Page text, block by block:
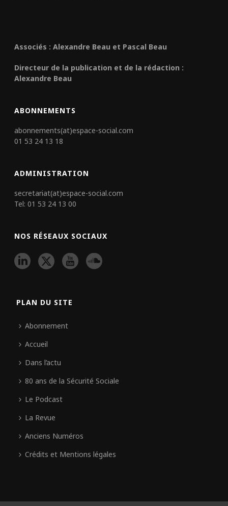
Associés : Alexandre Beau et Pascal Beau
Directeur de la publication et de la rédaction :
Alexandre Beau
ABONNEMENTS
abonnements(at)espace-social.com
01 53 24 13 18
ADMINISTRATION
secretariat(at)espace-social.com
Tel: 01 53 24 13 00
NOS RÉSEAUX SOCIAUX
PLAN DU SITE
Abonnement
Accueil
Dans l’actu
80 ans de la Sécurité Sociale
Le Podcast
La Revue
Anciens Numéros
Crédits et Mentions légales